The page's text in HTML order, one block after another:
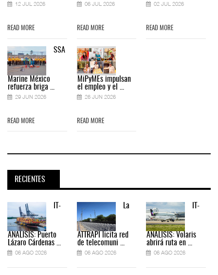
12 JUL 2026
READ MORE
SSA
Marine México
refuerza briga ...
29 JUN 2026
READ MORE
06 JUL 2026
READ MORE
MiPyMEs impulsan
el empleo y el ...
26 JUN 2026
READ MORE
02 JUL 2026
READ MORE
RECIENTES
IT-
ANÁLISIS: Puerto
Lázaro Cárdenas ...
06 AGO 2026
La
ATTRAPI licita red
de telecomuni ...
06 AGO 2026
IT-
ANÁLISIS: Volaris
abrirá ruta en ...
06 AGO 2026